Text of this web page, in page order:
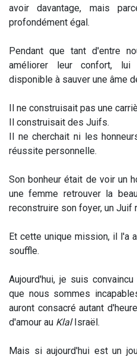
avoir davantage, mais
profondément égal.
Pendant que tant d'entre
améliorer leur confort, lui
disponible à sauver une âme
Il ne construisait pas une
Il construisait des Juifs.
Il ne cherchait ni les
réussite personnelle.
Son bonheur était de voir un
une femme retrouver la
reconstruire son foyer, un Juif
Et cette unique mission, il l'a
souffle.
Aujourd'hui, je suis
que nous sommes
auront consacré autant
d'amour au KlalIsraël.
Mais si aujourd'hui est un